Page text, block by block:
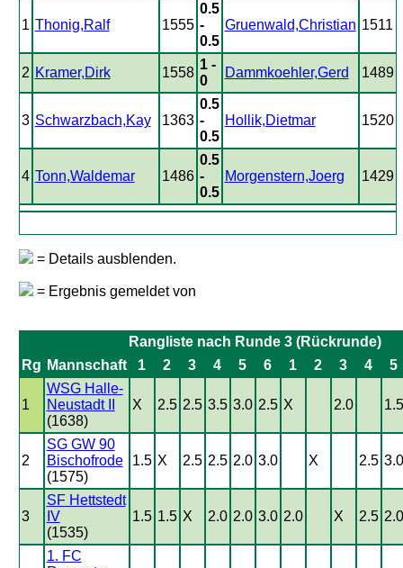
1 Thonig,Ralf 1555
0.5
-
0.5
Gruenwald,Christian 1511
2 Kramer,Dirk 1558
1 -
0
Dammkoehler,Gerd 1489
3 Schwarzbach,Kay 1363
0.5
-
0.5
Hollik,Dietmar 1520
4 Tonn,Waldemar 1486
0.5
-
0.5
Morgenstern,Joerg 1429
= Details ausblenden.
= Ergebnis gemeldet von
Rangliste nach Runde 3 (Rückrunde)
Rg Mannschaft 1 2 3 4 5 6 1 2 3 4 5
1
WSG Halle-
Neustadt II
(1638)
X 2.5 2.5 3.5 3.0 2.5 X 2.0 1.5
2
SG GW 90
Bischofrode
(1575)
1.5 X 2.5 2.5 2.0 3.0 X 2.5 3.0
3
SF Hettstedt
IV
(1535)
1.5 1.5 X 2.0 2.0 3.0 2.0 X 2.5 2.0
1. FC